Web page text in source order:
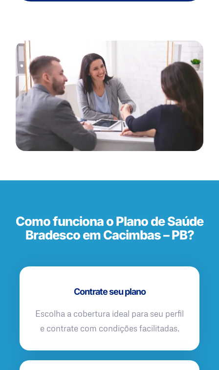
Como funciona o Plano de Saúde
Bradesco em Cacimbas – PB?
Contrate seu plano
Escolha a cobertura ideal para seu perfil
e contrate com condições facilitadas.